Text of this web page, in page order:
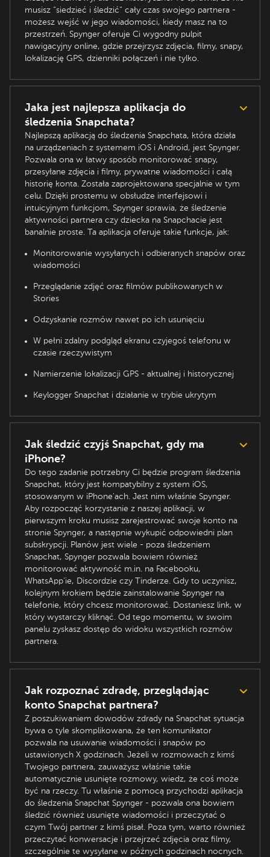
musisz “siedzieć i śledzić” cały czas swojego partnera -
możesz wejść w jego wiadomości, kiedy masz na to
przestrzeń. Spynger oferuje Ci wygodny pulpit
nawigacyjny online, gdzie przejrzysz zdjęcia, filmy, snapy,
lokalizację GPS, dzienniki połączeń i nie tylko.
Jaka jest najlepsza aplikacja do
śledzenia Snapchata?
Najlepszą aplikacją do śledzenia Snapchata, która działa
na urządzeniach z systemem iOS i Android, jest Spynger.
Pozwala ona w łatwy sposób monitorować snapy,
przesyłane zdjęcia i filmy, prywatne wiadomości i całą
historię konta. Została zaprojektowana specjalnie w tym
celu. Dzięki prostemu w obsłudze interfejsowi i
intuicyjnym funkcjom, Spynger sprawia, że śledzenie
aktywności partnera czy dziecka na Snapchacie jest
banalnie proste. Ta aplikacja oferuje takie funkcje, jak:
Monitorowanie wysyłanych i odbieranych snapów oraz
wiadomości
Przeglądanie zdjęć oraz filmów publikowanych w
Stories
Odzyskanie rozmów nawet po ich usunięciu
W pełni zdalny podgląd ekranu czyjegoś telefonu w
czasie rzeczywistym
Namierzenie lokalizacji GPS - aktualnej i historycznej
Keylogger Snapchat i działanie w trybie ukrytym
Jak śledzić czyjś Snapchat, gdy ma
iPhone?
Do tego zadanie potrzebny Ci będzie program śledzenia
Snapchat, który jest kompatybilny z system iOS,
stosowanym w iPhone'ach. Jest nim właśnie Spynger.
Aby rozpocząć korzystanie z naszej aplikacji, w
pierwszym kroku musisz zarejestrować swoje konto na
stronie Spynger, a następnie wykupić odpowiedni plan
subskrypcji. Planów jest wiele - poza śledzeniem
Snapchat, Spynger pozwala bowiem również
monitorować aktywność m.in. na Facebooku,
WhatsApp’ie, Discordzie czy Tinderze. Gdy to uczynisz,
kolejnym krokiem będzie zainstalowanie Spynger na
telefonie, który chcesz monitorować. Dostaniesz link, w
który wystarczy kliknąć. Od tego momentu, w swoim
panelu zyskasz dostęp do widoku wszystkich rozmów
partnera.
Jak rozpoznać zdradę, przeglądając
konto Snapchat partnera?
Z poszukiwaniem dowodów zdrady na Snapchat sytuacja
bywa o tyle skomplikowana, że ten komunikator
pozwala na usuwanie wiadomości i snapów po
ustawionych X godzinach. Jeżeli w rozmowach z kimś
Twojego partnera, zauważysz właśnie takie
automatycznie usunięte rozmowy, wiedz, że coś może
być na rzeczy. Tu właśnie z pomocą przychodzi aplikacja
do śledzenia Snapchat Spynger - pozwala ona bowiem
śledzić również usunięte wiadomości i przeczytać o
czym Twój partner z kimś pisał. Poza tym, warto również
przeczytać konwersacje i przejrzeć zdjęcia oraz filmy,
szczególnie te wysyłane w późnych godzinach nocnych.